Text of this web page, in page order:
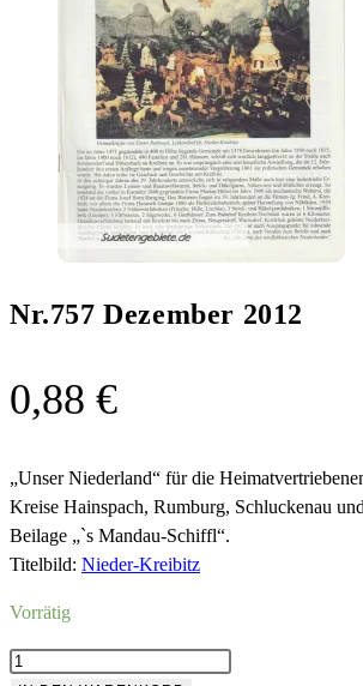
Nr.757 Dezember 2012
0,88 €
„Unser Niederland“ für die
Kreise Hainspach, Rumburg, Schluckenau
Beilage „`s Mandau-Schiffl“.
Titelbild: Nieder-Kreibitz
Vorrätig
Nr.757